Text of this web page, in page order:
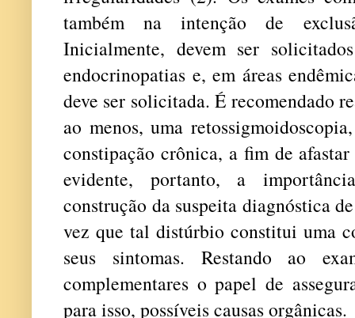
também na intenção de
Inicialmente, devem ser
endocrinopatias e, em áreas
deve ser solicitada. É recomendado
ao menos, uma
constipação crônica, a fim de
evidente, portanto, a
construção da suspeita diagnóstica
vez que tal distúrbio constitui uma
seus sintomas. Restando ao
complementares o papel de
para isso, possíveis causas orgânicas.